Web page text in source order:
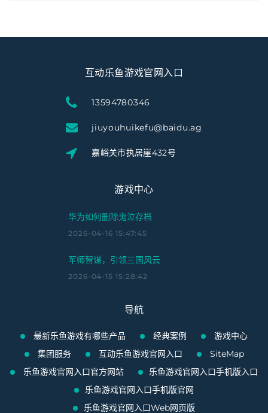
互动乐鱼游戏官网入口
13594780346
jiuyouhuikefu@baidu.ag
嘉峪关市执居崖432号
游戏中心
华为如何删除鬼泣存档
2026-04-16 15:47:45
军师智谋，引领三国风云
2026-04-15 15:28:42
导航
最新乐鱼游戏有哪些产品 经典案例
游戏中心
集团服务
互动乐鱼游戏官网入口
SiteMap
乐鱼游戏官网入口官方网站
乐鱼游戏官网入口手机版入口
乐鱼游戏官网入口手机版官网
乐鱼游戏官网入口Web网页版